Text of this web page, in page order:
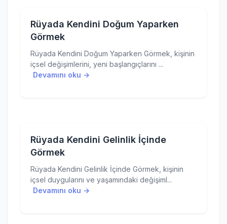
Rüyada Kendini Doğum Yaparken
Görmek
Rüyada Kendini Doğum Yaparken Görmek, kişinin
içsel değişimlerini, yeni başlangıçlarını ...
Devamını oku →
Rüyada Kendini Gelinlik İçinde
Görmek
Rüyada Kendini Gelinlik İçinde Görmek, kişinin
içsel duygularını ve yaşamındaki değişiml...
Devamını oku →